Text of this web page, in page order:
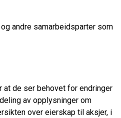
andre samarbeidsparter som
at de ser behovet for endringer
av opplysninger om
over eierskap til aksjer, i